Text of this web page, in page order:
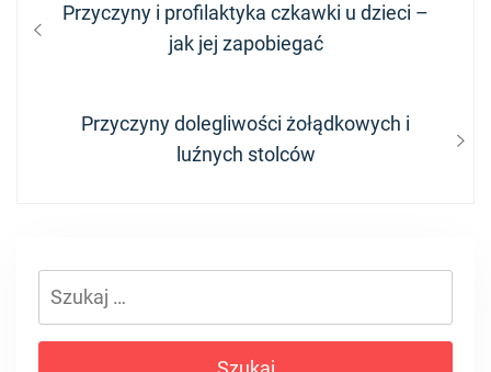
wpisu
Previous
Przyczyny i profilaktyka czkawki u dzieci –
jak jej zapobiegać
Next
Przyczyny dolegliwości żołądkowych i
luźnych stolców
Szukaj: